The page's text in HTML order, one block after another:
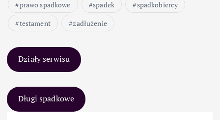
prawo spadkowe
spadek
spadkobiercy
testament
zadłużenie
Działy serwisu
Długi spadkowe